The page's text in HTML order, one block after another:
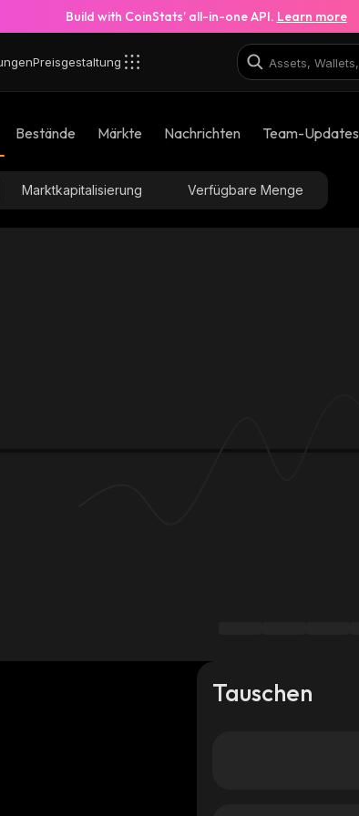
Build with CoinStats’ all-in-one API. Learn more
Preisgestaltung
Bestände Märkte Nachrichten Team-Updates
Marktkapitalisierung Verfügbare Menge
Tauschen